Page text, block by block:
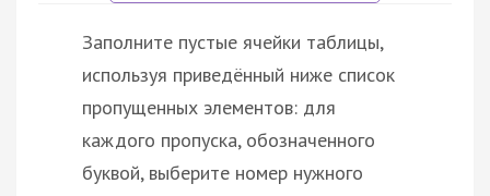
Заполните пустые ячейки таблицы,
используя приведённый ниже список
пропущенных элементов: для
каждого пропуска, обозначенного
буквой, выберите номер нужного